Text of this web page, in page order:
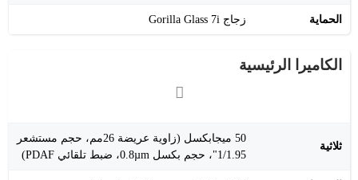
الحماية زجاج Gorilla Glass 7i
الكاميرا الرئيسية
ثلاثية
50 ميجابكسل (زاوية عريضة 26مم، حجم مستشعر
1/1.95"، حجم بكسل 0.8µm، ضبط تلقائي PDAF)